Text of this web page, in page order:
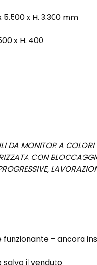
5.500 x H. 3.300 mm
x H. 400
DA MONITOR A COLORI
CON
– ancora
salvo il venduto